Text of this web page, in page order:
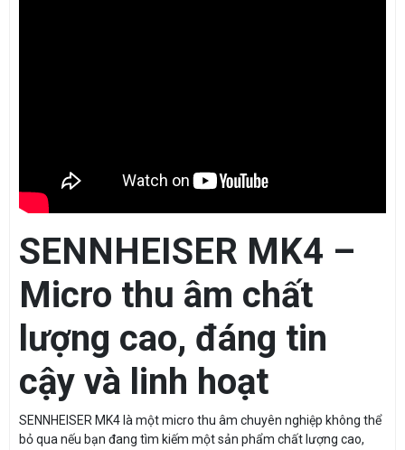
SENNHEISER MK4 –
Micro thu âm chất
lượng cao, đáng tin
cậy và linh hoạt
SENNHEISER MK4 là một micro thu âm chuyên nghiệp không thể
bỏ qua nếu bạn đang tìm kiếm một sản phẩm chất lượng cao,